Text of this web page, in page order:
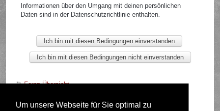
Um unsere Webseite für Sie optimal zu
Informationen über den Umgang mit deinen persönlichen
Daten sind in der Datenschutzrichtlinie enthalten.
Foren-Übersicht